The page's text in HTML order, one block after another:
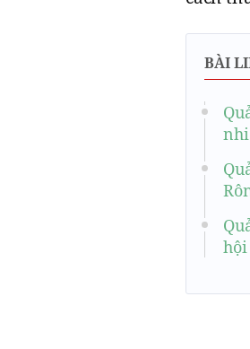
BÀI
hội